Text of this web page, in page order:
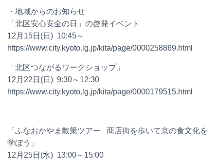
・地域からのお知らせ
「北区安心安全の日」の啓発イベント
12月15日(日) 10:45～
https://www.city.kyoto.lg.jp/kita/page/0000258869.html
「北区つながるワークショップ」
12月22日(日) 9:30～12:30
https://www.city.kyoto.lg.jp/kita/page/0000179515.html
「ふなおかやま散策ツアー 商店街を歩いて京の食文化を
学ぼう」
12月25日(水) 13:00～15:00